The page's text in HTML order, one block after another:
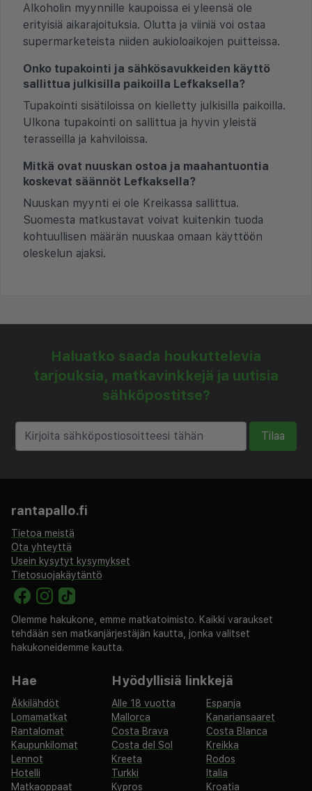
Alkoholin myynnille kaupoissa ei yleensä ole
erityisiä aikarajoituksia. Olutta ja viiniä voi ostaa
supermarketeista niiden aukioloaikojen puitteissa.
Onko tupakointi ja sähkösavukkeiden käyttö
sallittua julkisilla paikoilla Lefkaksella?
Tupakointi sisätiloissa on kielletty julkisilla paikoilla.
Ulkona tupakointi on sallittua ja hyvin yleistä
terasseilla ja kahviloissa.
Mitkä ovat nuuskan ostoa ja maahantuontia
koskevat säännöt Lefkaksella?
Nuuskan myynti ei ole Kreikassa sallittua.
Suomesta matkustavat voivat kuitenkin tuoda
kohtuullisen määrän nuuskaa omaan käyttöön
oleskelun ajaksi.
Haluatko saada houkuttelevia
tarjouksia, matkavinkkejä ja uutisia
sähköpostitse?
Tilaa
rantapallo.fi
Tietoa meistä
Ota yhteyttä
Usein kysytyt kysymykset
Tietosuojakäytäntö
Olemme hakukone, emme matkatoimisto. Kaikki varaukset
tehdään sen matkanjärjestäjän kautta, jonka valitset
hakukoneidemme kautta.
Hae
Äkkilähdöt
Lomamatkat
Rantalomat
Kaupunkilomat
Lennot
Hotelli
Matkaoppaat
Hyödyllisiä linkkejä
Alle 18 vuotta
Espanja
Mallorca
Kanariansaaret
Costa Brava
Costa Blanca
Costa del Sol
Kreikka
Kreeta
Rodos
Turkki
Italia
Kypros
Kroatia